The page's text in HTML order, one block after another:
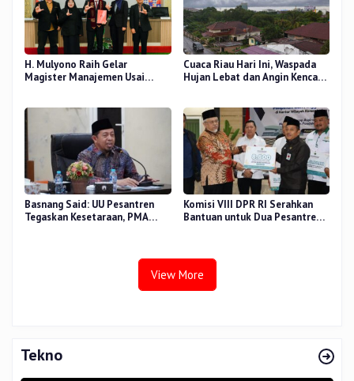
H. Mulyono Raih Gelar
Magister Manajemen Usai
Cuaca Riau Hari Ini, Waspada
Hujan Lebat dan Angin Kencang
Basnang Said: UU Pesantren
Tegaskan Kesetaraan, PMA
Komisi VIII DPR RI Serahkan
Bantuan untuk Dua Pesantren
View More
Tekno